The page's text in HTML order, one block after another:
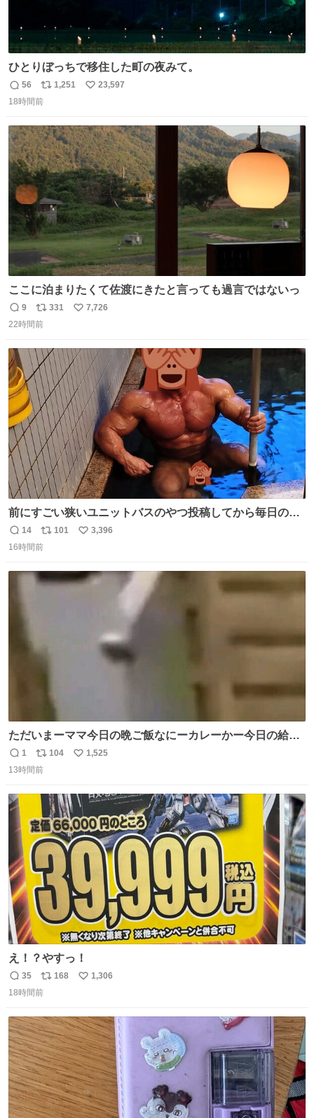
ひとりぼっちで移住した町の夜みて。
返
信
56
リ
ポ
ト
数
1,251
い
数
23,597
18時間前
ここに泊まりたくて佐渡にきたと言っても過言ではないっ
返
信
9
リ
ポ
ト
数
331
い
数
7,726
22時間前
前にすごい狭いユニットバスのやつ投稿してから毎日のよ
うに温泉とかに連れてってもらってる。SNS効果凄い。俺
は幸せもんです・・・いつもありがとうございます🫡
返
信
14
リ
ポ
ト
101
い
数
3,396
16時間前
ただいまーママ今日の晩ご飯なにーカレーかー今日の給食
カレーだったよ明日雑巾いる
返
信
1
リ
ポ
ト
数
104
い
数
1,525
13時間前
え！？やすっ！
返
信
35
リ
ポ
ト
数
168
い
数
1,306
18時間前